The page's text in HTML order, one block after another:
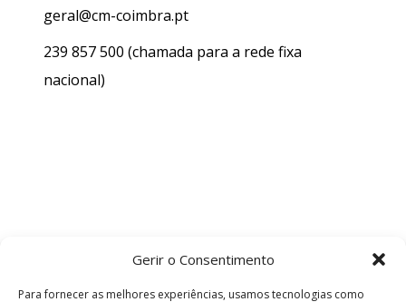
Gerir o Consentimento
Para fornecer as melhores experiências, usamos tecnologias como
geral@cm-coimbra.pt
239 857 500 (chamada para a rede fixa
nacional)